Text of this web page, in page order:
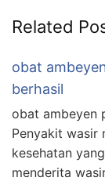
Related
obat
berhasil
obat ambeyen
Penyakit wasir
kesehatan
menderita